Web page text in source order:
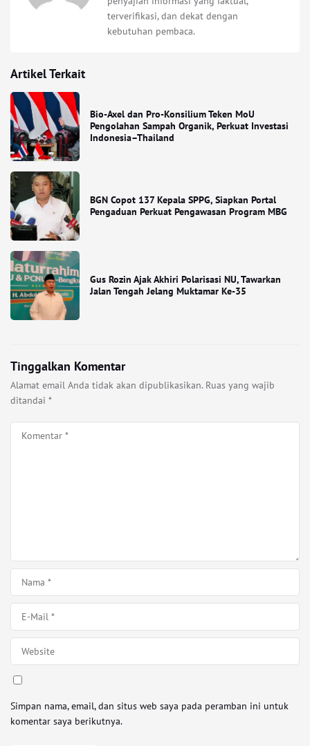
terverifikasi, dan dekat dengan
kebutuhan pembaca.
Artikel Terkait
Bio-Axel dan Pro-Konsilium Teken MoU
Pengolahan Sampah Organik, Perkuat Investasi
Indonesia–Thailand
BGN Copot 137 Kepala SPPG, Siapkan Portal
Pengaduan Perkuat Pengawasan Program MBG
Gus Rozin Ajak Akhiri Polarisasi NU, Tawarkan
Jalan Tengah Jelang Muktamar Ke-35
Tinggalkan Komentar
Alamat email Anda tidak akan dipublikasikan. Ruas yang wajib
ditandai *
Simpan nama, email, dan situs web saya pada peramban ini untuk
komentar saya berikutnya.